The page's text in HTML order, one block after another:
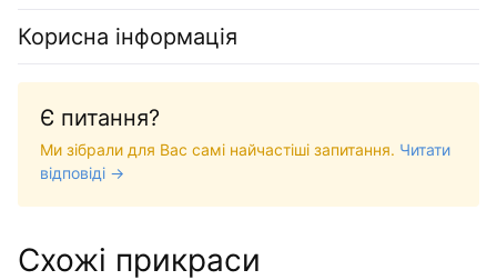
Корисна інформація
Є питання?
Ми зібрали для Вас самі найчастіші запитання. Читати
відповіді →
Схожі прикраси